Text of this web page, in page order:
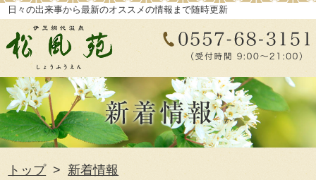
日々の出来事から最新のオススメの情報まで随時更新
トップ
新着情報